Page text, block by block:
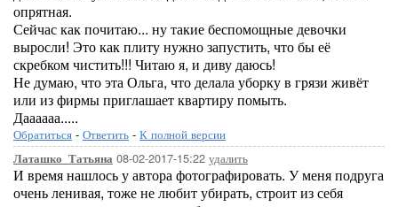
опрятная.
Сейчас как почитаю... ну такие беспомощные девочки
выросли! Это как плиту нужно запустить, что бы её
скребком чистить!!! Читаю я, и диву даюсь!
Не думаю, что эта Ольга, что делала уборку в грязи живёт
или из фирмы приглашает квартиру помыть.
Даааааа.....
Обратиться - Ответить - К полной версии
Латашко_Татьяна 08-02-2017-15:22 удалить
И время нашлось у автора фотографировать. У меня подруга
очень ленивая, тоже не любит убирать, строит из себя